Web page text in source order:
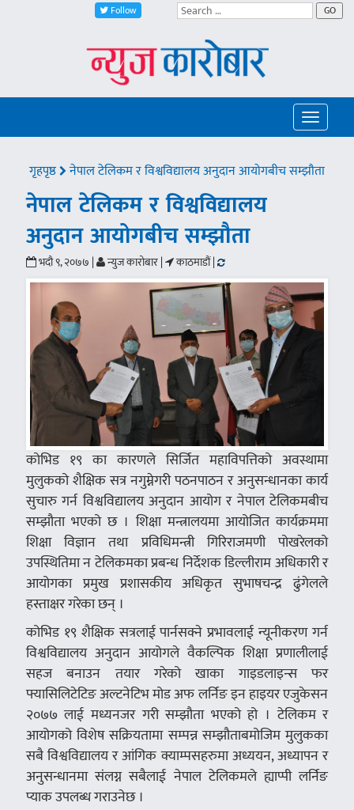
Follow GO
Toggle
गृहपृष्ठ नेपाल टेलिकम र विश्वविद्यालय अनुदान आयोगबीच सम्झौता
नेपाल टेलिकम र विश्वविद्यालय
अनुदान आयोगबीच सम्झौता
भदौ ९, २०७७ | न्युज कारोबार | काठमाडौं |
कोभिड १९ का कारणले सिर्जित महाविपत्तिको अवस्थामा
मुलुकको शैक्षिक सत्र नगुम्नेगरी पठनपाठन र अनुसन्धानका कार्य
सुचारु गर्न विश्वविद्यालय अनुदान आयोग र नेपाल टेलिकमबीच
सम्झौता भएको छ । शिक्षा मन्त्रालयमा आयोजित कार्यक्रममा
शिक्षा विज्ञान तथा प्रविधिमन्त्री गिरिराजमणी पोखरेलको
उपस्थितिमा न टेलिकमका प्रबन्ध निर्देशक डिल्लीराम अधिकारी र
आयोगका प्रमुख प्रशासकीय अधिकृत सुभाषचन्द्र ढुंगेलले
हस्ताक्षर गरेका छन् ।
कोभिड १९ शैक्षिक सत्रलाई पार्नसक्ने प्रभावलाई न्यूनीकरण गर्न
विश्वविद्यालय अनुदान आयोगले वैकल्पिक शिक्षा प्रणालीलाई
सहज बनाउन तयार गरेको खाका गाइडलाइन्स फर
फ्यासिलिटेटिङ अल्टनेटिभ मोड अफ लर्निङ इन हाइयर एजुकेसन
२०७७ लाई मध्यनजर गरी सम्झौता भएको हो । टेलिकम र
आयोगको विशेष सक्रियतामा सम्पन्न सम्झौताबमोजिम मुलुकका
सबै विश्वविद्यालय र आंगिक क्याम्पसहरुमा अध्ययन, अध्यापन र
अनुसन्धानमा संलग्न सबैलाई नेपाल टेलिकमले ह्याप्पी लर्निङ
प्याक उपलब्ध गराउनेछ ।